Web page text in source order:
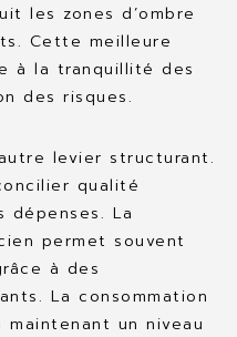
les zones d’ombre
Cette meilleure
à la tranquillité des
des risques.
levier structurant.
qualité
dépenses. La
permet souvent
à des
La consommation
un niveau